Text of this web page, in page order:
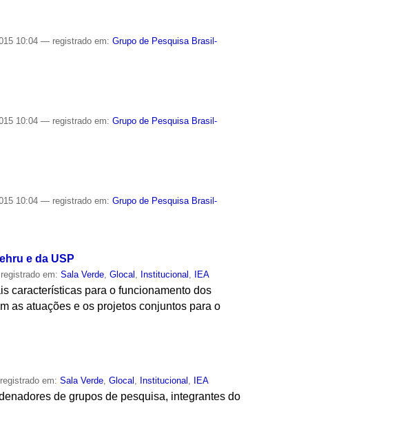
10:04— registrado em:Grupo de Pesquisa Brasil-
10:04— registrado em:Grupo de Pesquisa Brasil-
10:04— registrado em:Grupo de Pesquisa Brasil-
e da USP
em:Sala Verde,Glocal , Institucional , IEA
características para o funcionamento dos
as atuações e os projetos conjuntos para o
em:Sala Verde ,Glocal Institucional IEA
de grupos de pesquisa, integrantes do